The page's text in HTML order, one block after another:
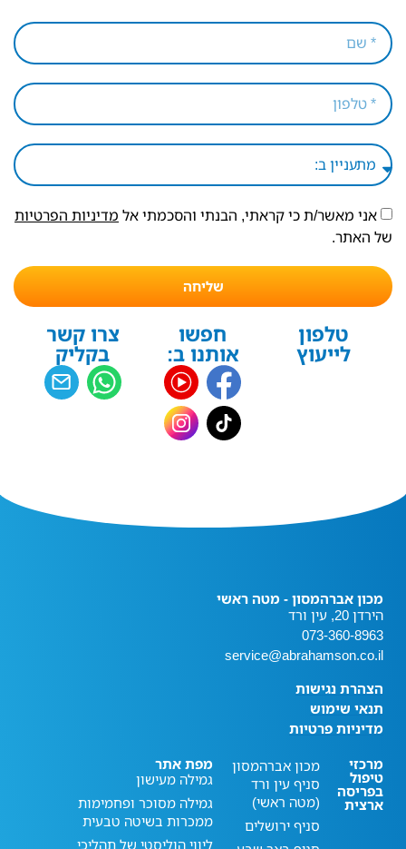
אני מאשר/ת כי קראתי, הבנתי והסכמתי אל מדיניות הפרטיות
של האתר.
שליחה
טלפון
לייעוץ
חפשו
אותנו ב:
צרו קשר
בקליק
מכון אברהמסון - מטה ראשי
הירדן 20, עין ורד
073-360-8963
service@abrahamson.co.il
הצהרת נגישות
תנאי שימוש
מדיניות פרטיות
מרכזי
טיפול
בפריסה
ארצית
מכון אברהמסון
סניף עין ורד
(מטה ראשי)
סניף ירושלים
מפת אתר
גמילה מעישון
גמילה מסוכר ופחמימות
ממכרות בשיטה טבעית
ליווי הוליסטי של תהליכי